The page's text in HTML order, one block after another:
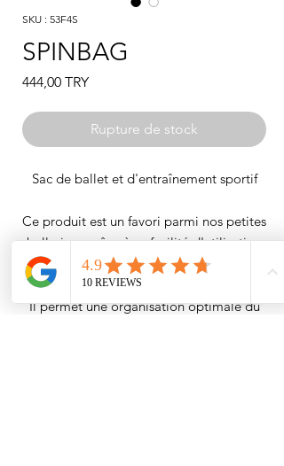
SKU : 53F4S
SPINBAG
444,00 TRYPrix
Rupture de stock
Sac de ballet et d'entraînement sportif
Ce produit est un favori parmi nos petites
ballerines grâce à sa facilité d'utilisation
et à sa fermeture à cordon.
Il permet une organisation optimale du